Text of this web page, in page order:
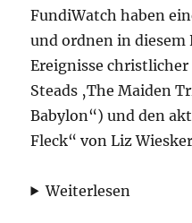
FundiWatch haben
und ordnen in
Ereignisse
Steads ‚The Maiden
Babylon“) und den
Fleck“ von Liz
Weiterlesen